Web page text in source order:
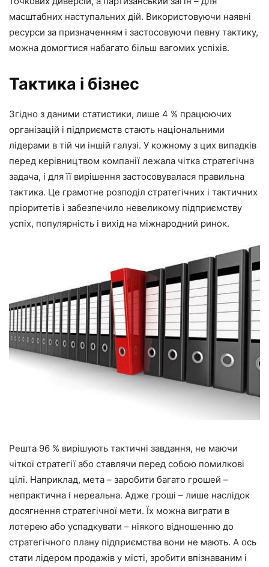
масштабних наступальних дій. Використовуючи наявні
ресурси за призначенням і застосовуючи певну тактику,
можна домогтися набагато більш вагомих успіхів.
Тактика і бізнес
Згідно з даними статистики, лише 4 % працюючих
організацій і підприємств стають національними
лідерами в тій чи іншій галузі. У кожному з цих випадків
перед керівництвом компанії лежала чітка стратегічна
задача, і для її вирішення застосовувалася правильна
тактика. Це грамотне розподіл стратегічних і тактичних
пріоритетів і забезпечило невеликому підприємству
успіх, популярність і вихід на міжнародний ринок.
Решта 96 % вирішують тактичні завдання, не маючи
чіткої стратегії або ставлячи перед собою помилкові
цілі. Наприклад, мета – заробити багато грошей –
непрактична і нереальна. Адже гроші – лише наслідок
досягнення стратегічної мети. Їх можна виграти в
лотерею або успадкувати – ніякого відношенню до
стратегічного плану підприємства вони не мають. А ось
стати лідером продажів у місті, зробити впізнаваним і